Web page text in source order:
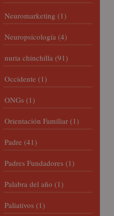
Neuromarketing (1)
Neuropsicología (4)
nuria chinchilla (91)
Occidente (1)
ONGs (1)
Orientación Familiar (1)
Padre (41)
Padres Fundadores (1)
Palabra del año (1)
Paliativos (1)